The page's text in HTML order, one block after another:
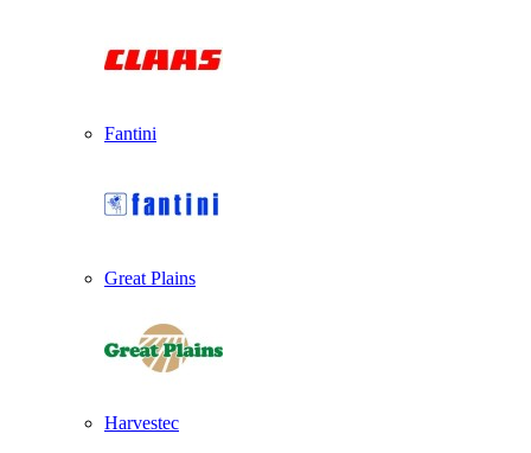
Fantini
Great Plains
Harvestec